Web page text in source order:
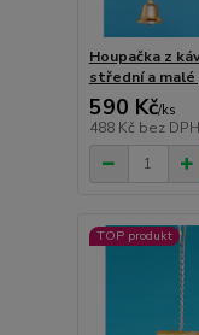
Houpačka z
střední a malé
590 Kč/ks
488 Kč bez DPH
TOP produkt